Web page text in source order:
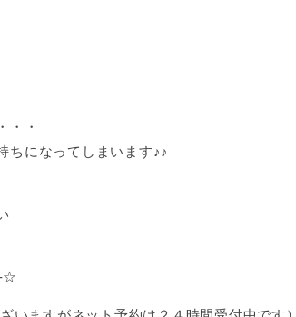
・・
ちになってしまいます♪♪
☆